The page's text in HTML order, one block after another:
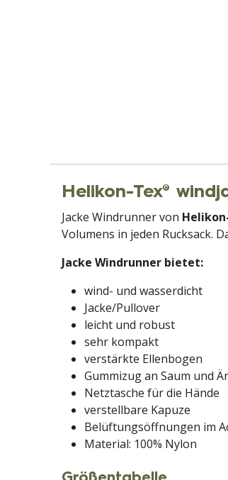
Helikon-Tex®
Jacke Windrunner von
Volumens in jeden Rucksack.
Jacke Windrunner bietet:
wind- und wasserdicht
Jacke/Pullover
leicht und robust
sehr kompakt
verstärkte Ellenbogen
Gummizug an Saum und
Netztasche für die Hände
verstellbare Kapuze
Belüftungsöffnungen im
Material: 100% Nylon